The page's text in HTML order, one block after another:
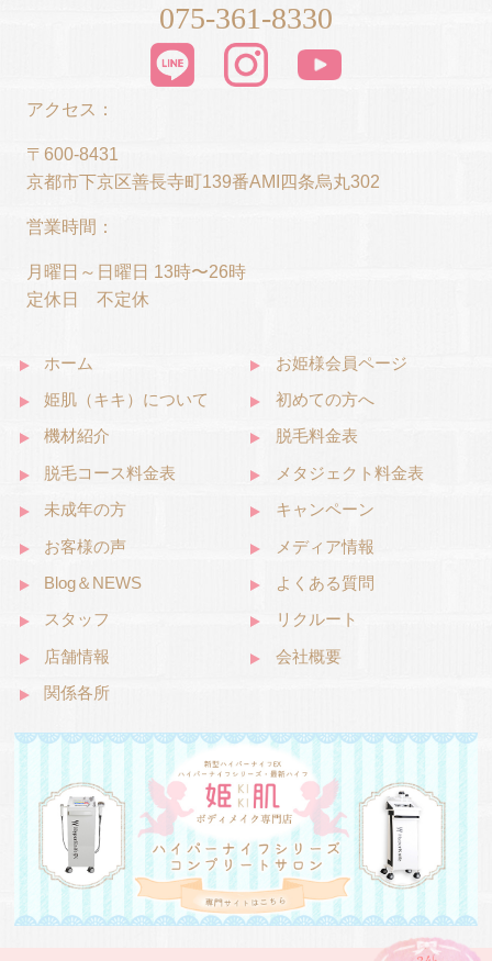
075-361-8330
アクセス：
〒600-8431
京都市下京区善長寺町139番AMI四条烏丸302
営業時間：
月曜日～日曜日 13時〜26時
定休日 不定休
ホーム
お姫様会員ページ
姫肌（キキ）について
初めての方へ
機材紹介
脱毛料金表
脱毛コース料金表
メタジェクト料金表
未成年の方
キャンペーン
お客様の声
メディア情報
Blog＆NEWS
よくある質問
スタッフ
リクルート
店舗情報
会社概要
関係各所